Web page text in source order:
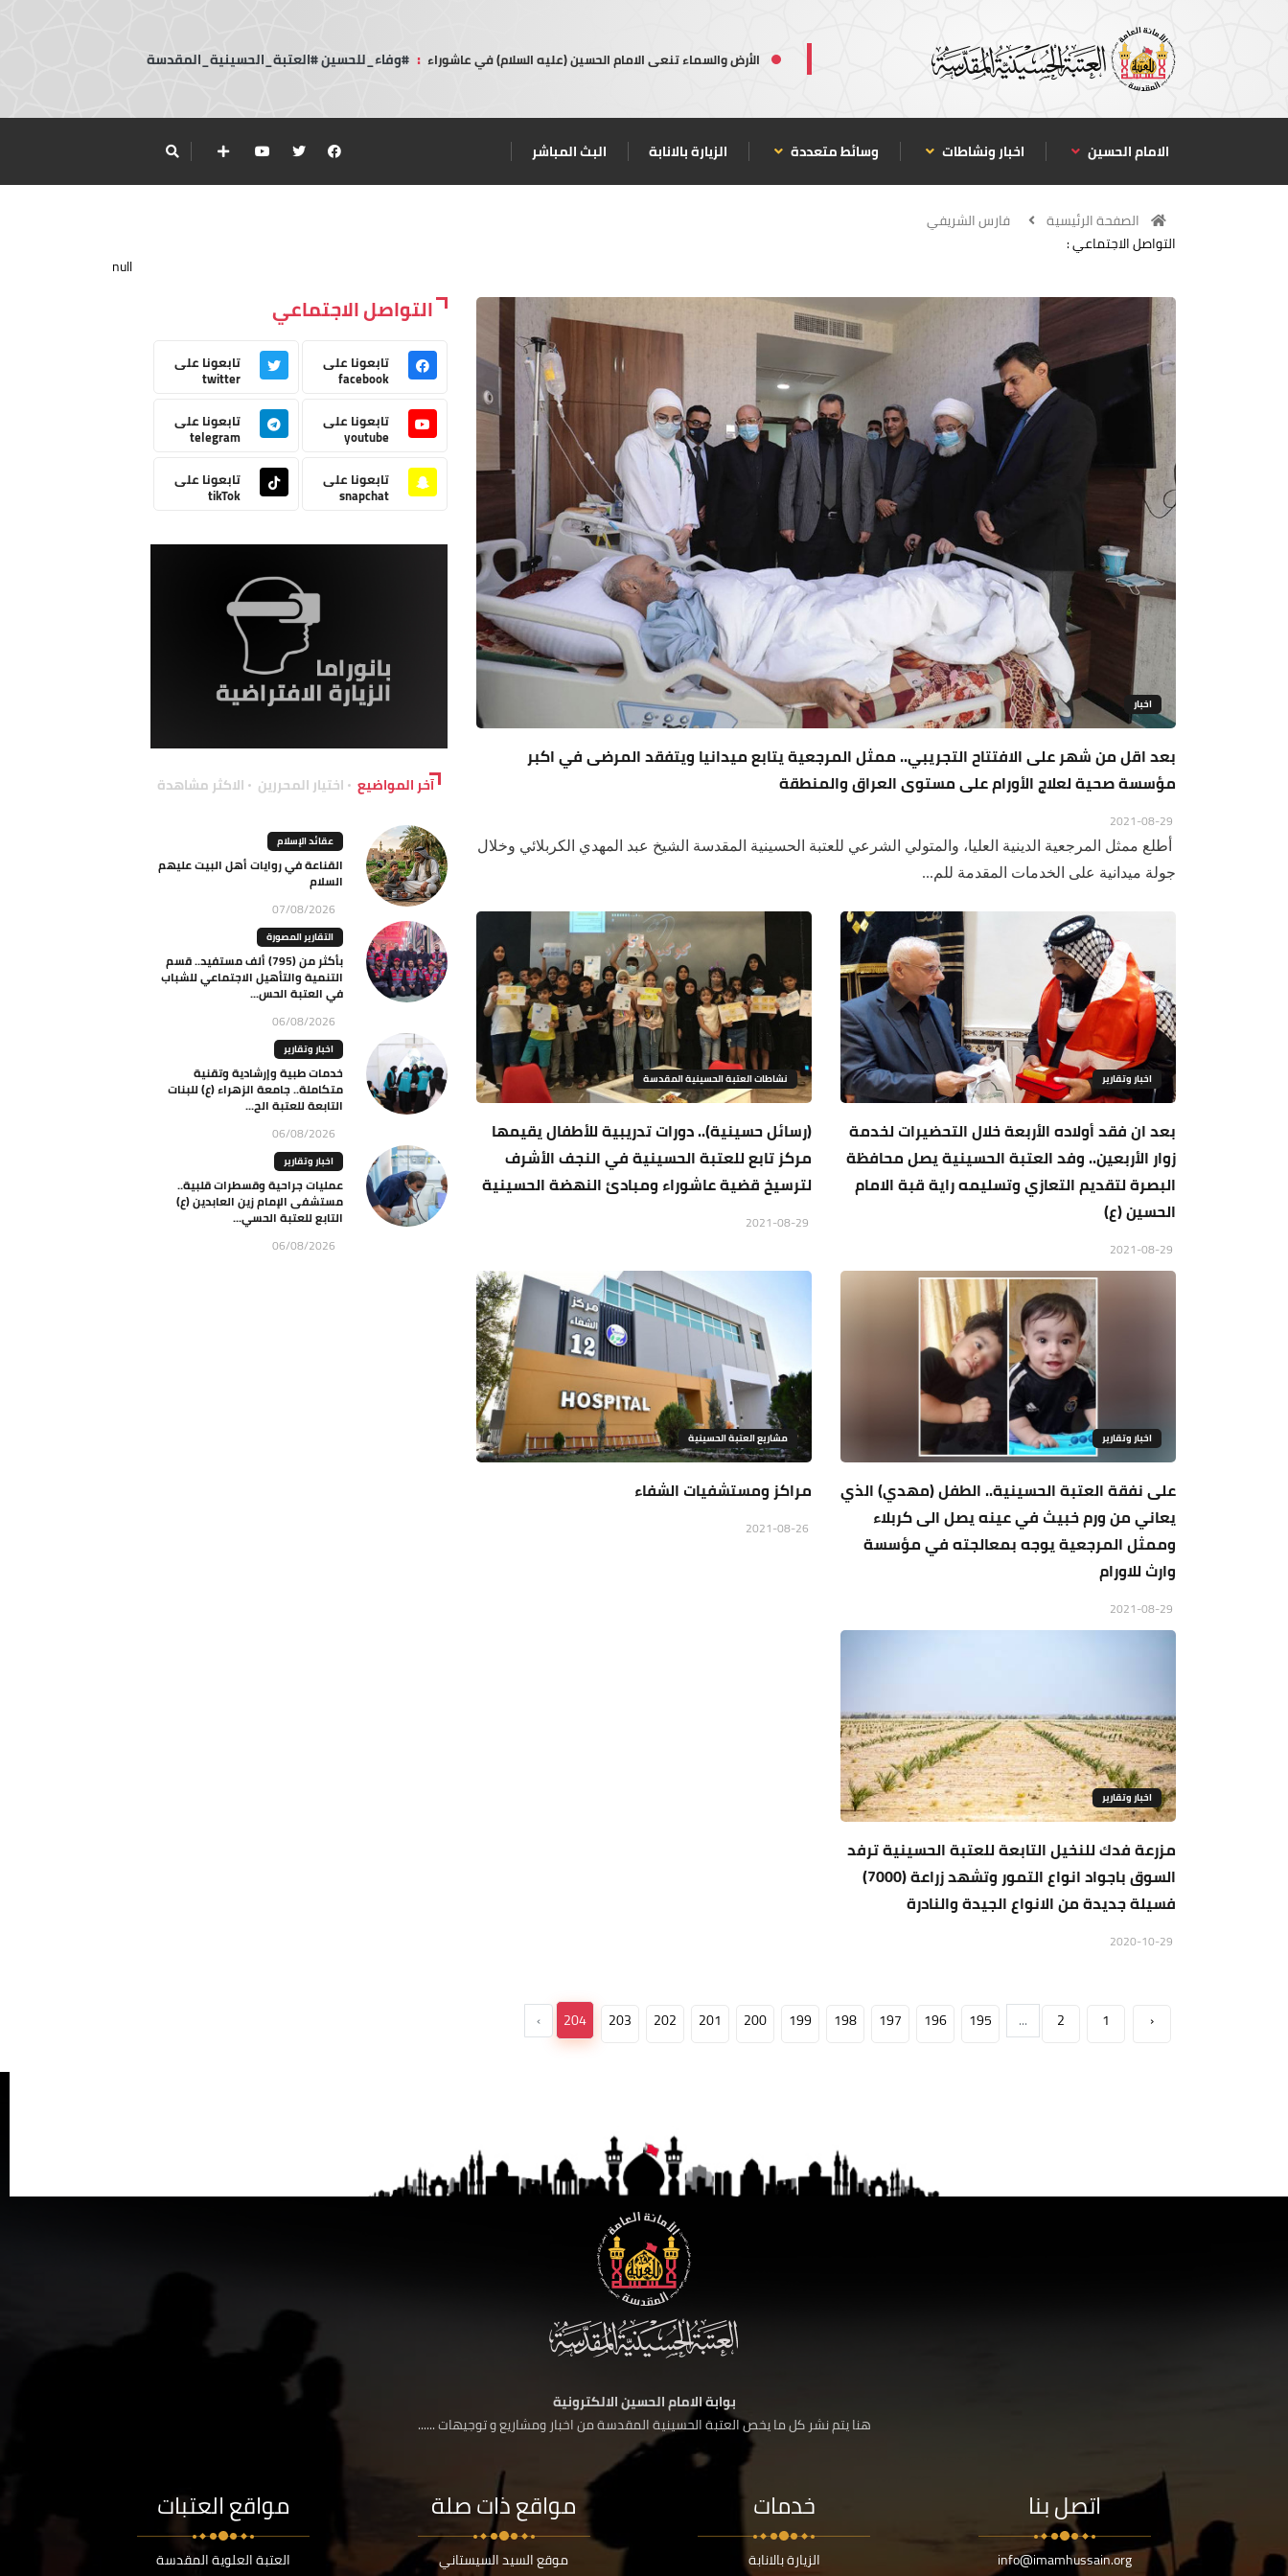
الأرض والسماء تنعى الامام الحسين (عليه السلام) في عاشوراء : #وفاء_للحسين #العتبة_الحسينية_المقدسة
الامام الحسين اخبار ونشاطات وسائط متعددة الزيارة بالانابة البث المباشر
الصفحة الرئيسية
فارس الشريفي
التواصل الاجتماعي :
null
اخبار
بعد اقل من شهر على الافتتاح التجريبي.. ممثل المرجعية يتابع ميدانيا ويتفقد المرضى في اكبر
مؤسسة صحية لعلاج الأورام على مستوى العراق والمنطقة
أطلع ممثل المرجعية الدينية العليا، والمتولي الشرعي للعتبة الحسينية المقدسة الشيخ عبد المهدي الكربلائي وخلال
جولة ميدانية على الخدمات المقدمة للم...
اخبار وتقارير
بعد ان فقد أولاده الأربعة خلال التحضيرات لخدمة
زوار الأربعين.. وفد العتبة الحسينية يصل محافظة
البصرة لتقديم التعازي وتسليمه راية قبة الامام
الحسين (ع)
نشاطات العتبة الحسينية المقدسة
(رسائل حسينية).. دورات تدريبية للأطفال يقيمها
مركز تابع للعتبة الحسينية في النجف الأشرف
لترسيخ قضية عاشوراء ومبادئ النهضة الحسينية
اخبار وتقارير
على نفقة العتبة الحسينية.. الطفل (مهدي) الذي
يعاني من ورم خبيث في عينه يصل الى كربلاء
وممثل المرجعية يوجه بمعالجته في مؤسسة
وارث للاورام
مشاريع العتبة الحسينية
مراكز ومستشفيات الشفاء
اخبار وتقارير
مزرعة فدك للنخيل التابعة للعتبة الحسينية ترفد
السوق باجواد انواع التمور وتشهد زراعة (7000)
فسيلة جديدة من الانواع الجيدة والنادرة
‹
1
2
...
195
196
197
198
199
200
201
202
203
204
›
التواصل الاجتماعي
تابعونا على
facebook
تابعونا على
twitter
تابعونا على
youtube
تابعونا على
telegram
تابعونا على
snapchat
تابعونا على
tikTok
آخر المواضيع اختيار المحررين الاكثر مشاهدة
عقائد الإسلام
القناعة في روايات أهل البيت عليهم
السلام
07/08/2026
التقارير المصورة
بأكثر من (795) ألف مستفيد.. قسم
التنمية والتأهيل الاجتماعي للشباب
في العتبة الحس...
06/08/2026
اخبار وتقارير
خدمات طبية وإرشادية وتقنية
متكاملة.. جامعة الزهراء (ع) للبنات
التابعة للعتبة الح...
06/08/2026
اخبار وتقارير
عمليات جراحية وقسطرات قلبية..
مستشفى الإمام زين العابدين (ع)
التابع للعتبة الحسي...
06/08/2026
بوابة الامام الحسين الالكترونية
هنا يتم نشر كل ما يخص العتبة الحسينية المقدسة من اخبار ومشاريع و توجيهات ......
اتصل بنا
info@imamhussain.org
خدمات
الزيارة بالانابة
مواقع ذات صلة
موقع السيد السيستاني
مواقع العتبات
العتبة العلوية المقدسة